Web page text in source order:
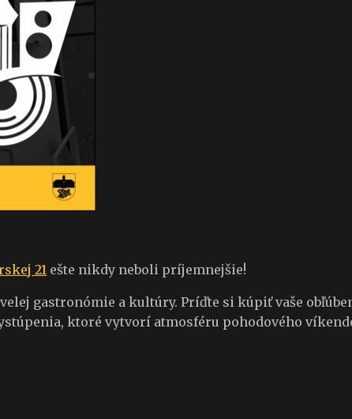
21 ešte nikdy neboli príjemnejšie!
gastronómie a kultúry. Príďte si kúpiť vaše
ktoré vytvorí atmosféru pohodového